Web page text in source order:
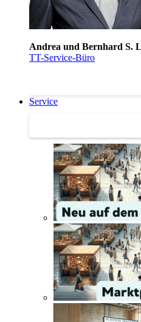
Andrea und Bernhard S.
TT-Service-Büro
Service